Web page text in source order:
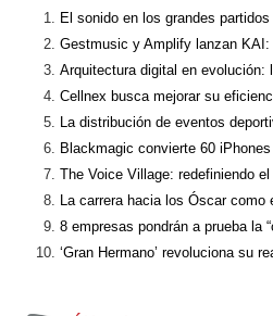
El sonido en los grandes
Gestmusic y Amplify lanzan KAI:
Arquitectura digital en evolución:
Cellnex busca mejorar su
La distribución de eventos
Blackmagic convierte 60
The Voice Village: redefiniendo
La carrera hacia los Óscar
8 empresas pondrán a prueba la
‘Gran Hermano’ revoluciona su